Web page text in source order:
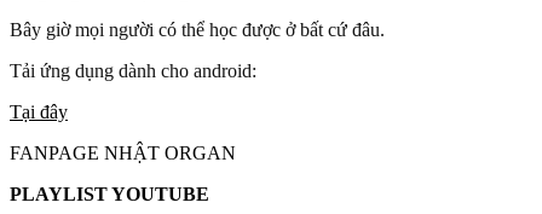
Bây giờ mọi người có thể học được ở bất cứ đâu.
Tải ứng dụng dành cho android:
Tại đây
FANPAGE NHẬT ORGAN
PLAYLIST YOUTUBE